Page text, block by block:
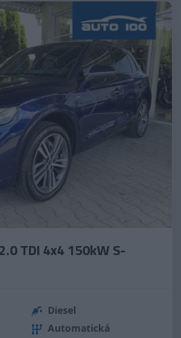
TDI 4x4 150kW S-
Diesel
Automatická